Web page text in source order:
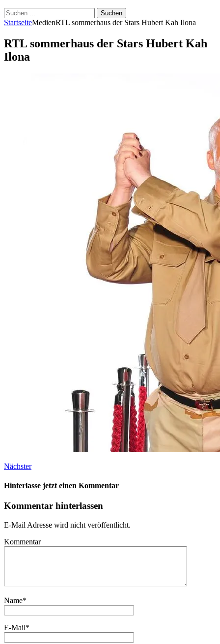
Suchen
nach:
StartseiteMedienRTL sommerhaus der Stars Hubert Kah Ilona
RTL sommerhaus der Stars Hubert Kah
Ilona
Nächster
Hinterlasse jetzt einen Kommentar
Kommentar hinterlassen
E-Mail Adresse wird nicht veröffentlicht.
Kommentar
Name*
E-Mail*